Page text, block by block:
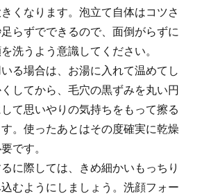
くなります。泡立て自体はコツさ
らずでできるので、面倒がらずに
洗うよう意識してください。
いる場合は、お湯に入れて温めてし
してから、毛穴の黒ずみを丸い円
て思いやりの気持ちをもって擦る
。使ったあとはその度確実に乾燥
です。
に際しては、きめ細かいもっちり
むようにしましょう。洗顔フォー